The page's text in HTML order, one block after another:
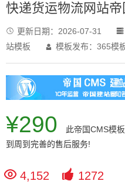
快递货运物流网站
 更新日期： 2026-07-31 
站模板
 模板发布：365模
¥290 此帝国CMS模板
到周到完善的售后服务!
 4,152  1272